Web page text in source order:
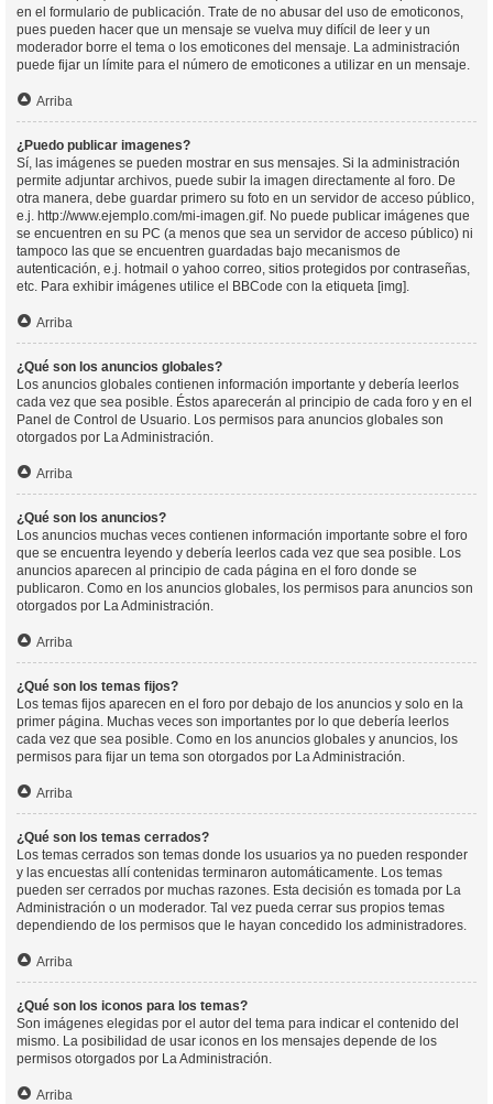
en el formulario de publicación. Trate de no abusar del uso de emoticonos,
pues pueden hacer que un mensaje se vuelva muy difícil de leer y un
moderador borre el tema o los emoticones del mensaje. La administración
puede fijar un límite para el número de emoticones a utilizar en un mensaje.
Arriba
¿Puedo publicar imagenes?
Sí, las imágenes se pueden mostrar en sus mensajes. Si la administración
permite adjuntar archivos, puede subir la imagen directamente al foro. De
otra manera, debe guardar primero su foto en un servidor de acceso público,
e.j. http://www.ejemplo.com/mi-imagen.gif. No puede publicar imágenes que
se encuentren en su PC (a menos que sea un servidor de acceso público) ni
tampoco las que se encuentren guardadas bajo mecanismos de
autenticación, e.j. hotmail o yahoo correo, sitios protegidos por contraseñas,
etc. Para exhibir imágenes utilice el BBCode con la etiqueta [img].
Arriba
¿Qué son los anuncios globales?
Los anuncios globales contienen información importante y debería leerlos
cada vez que sea posible. Éstos aparecerán al principio de cada foro y en el
Panel de Control de Usuario. Los permisos para anuncios globales son
otorgados por La Administración.
Arriba
¿Qué son los anuncios?
Los anuncios muchas veces contienen información importante sobre el foro
que se encuentra leyendo y debería leerlos cada vez que sea posible. Los
anuncios aparecen al principio de cada página en el foro donde se
publicaron. Como en los anuncios globales, los permisos para anuncios son
otorgados por La Administración.
Arriba
¿Qué son los temas fijos?
Los temas fijos aparecen en el foro por debajo de los anuncios y solo en la
primer página. Muchas veces son importantes por lo que debería leerlos
cada vez que sea posible. Como en los anuncios globales y anuncios, los
permisos para fijar un tema son otorgados por La Administración.
Arriba
¿Qué son los temas cerrados?
Los temas cerrados son temas donde los usuarios ya no pueden responder
y las encuestas allí contenidas terminaron automáticamente. Los temas
pueden ser cerrados por muchas razones. Esta decisión es tomada por La
Administración o un moderador. Tal vez pueda cerrar sus propios temas
dependiendo de los permisos que le hayan concedido los administradores.
Arriba
¿Qué son los iconos para los temas?
Son imágenes elegidas por el autor del tema para indicar el contenido del
mismo. La posibilidad de usar iconos en los mensajes depende de los
permisos otorgados por La Administración.
Arriba